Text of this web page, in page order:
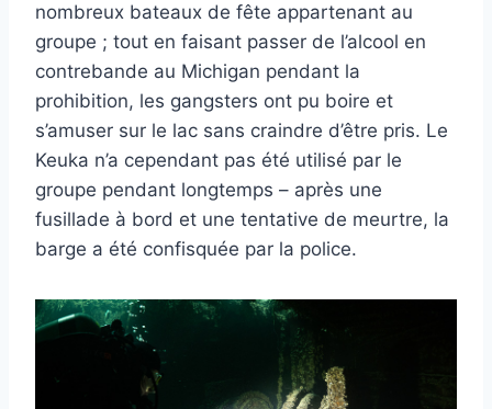
nombreux bateaux de fête appartenant au
groupe ; tout en faisant passer de l’alcool en
contrebande au Michigan pendant la
prohibition, les gangsters ont pu boire et
s’amuser sur le lac sans craindre d’être pris. Le
Keuka n’a cependant pas été utilisé par le
groupe pendant longtemps – après une
fusillade à bord et une tentative de meurtre, la
barge a été confisquée par la police.